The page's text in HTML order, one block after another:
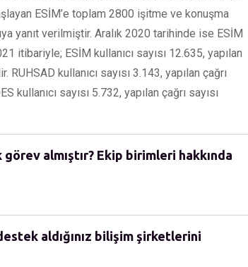
ESİM’e toplam 2800 işitme ve konuşma
yanıt verilmiştir. Aralık 2020 tarihinde ise ESİM
itibariyle; ESİM kullanıcı sayısı 12.635, yapılan
kullanıcı sayısı 3.143, yapılan çağrı
kullanıcı sayısı 5.732, yapılan çağrı sayısı
almıştır? Ekip birimleri hakkında
aldığınız bilişim şirketlerini